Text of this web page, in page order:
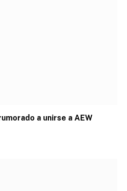
a unirse a AEW